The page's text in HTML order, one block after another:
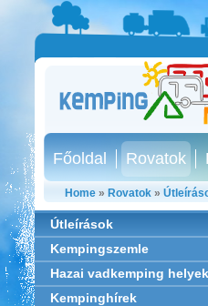
Főoldal Rovatok
Home » Rovatok »
Útleírások
Kempingszemle
Hazai vadkemping helyek
Kempinghírek